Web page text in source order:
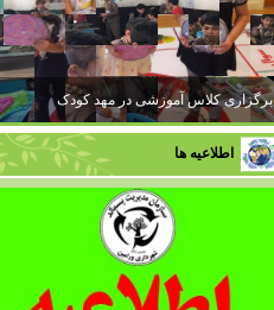
برگزاری کلاس آموزشی در مهد کودک
اطلاعیه ها